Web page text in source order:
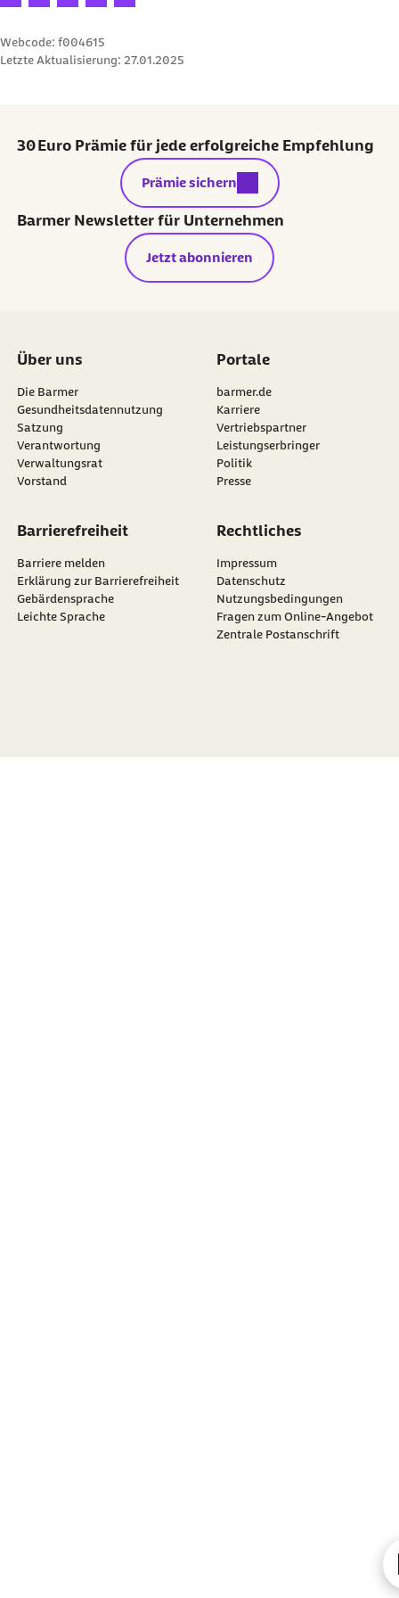
Webcode: f004615
Letzte Aktualisierung: 27.01.2025
30 Euro Prämie für jede erfolgreiche Empfehlung
externer Link:
Prämie sichern
Barmer Newsletter für Unternehmen
Jetzt abonnieren
Über uns
Die Barmer
Gesundheitsdatennutzung
Satzung
Verantwortung
Verwaltungsrat
Vorstand
Portale
barmer.de
Karriere
Vertriebspartner
Leistungserbringer
Politik
Presse
Barrierefreiheit
Barriere melden
Erklärung zur Barrierefreiheit
Gebärdensprache
Leichte Sprache
Rechtliches
Impressum
Datenschutz
Nutzungsbedingungen
Fragen zum Online-Angebot
Zentrale Postanschrift